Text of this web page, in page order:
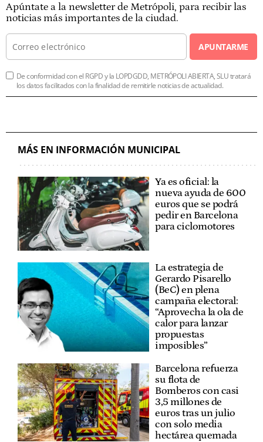
Apúntate a la newsletter de Metrópoli, para recibir las
noticias más importantes de la ciudad.
APUNTARME
De conformidad con el RGPD y la LOPDGDD, METRÓPOLI ABIERTA, SLU tratará
los datos facilitados con la finalidad de remitirle noticias de actualidad.
MÁS EN INFORMACIÓN MUNICIPAL
Ya es oficial: la
nueva ayuda de 600
euros que se podrá
pedir en Barcelona
para ciclomotores
La estrategia de
Gerardo Pisarello
(BeC) en plena
campaña electoral:
“Aprovecha la ola de
calor para lanzar
propuestas
imposibles”
Barcelona refuerza
su flota de
Bomberos con casi
3,5 millones de
euros tras un julio
con solo media
hectárea quemada